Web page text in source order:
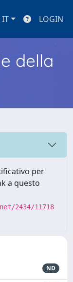
IT LOGIN
della
per
a questo
2434/11718
ND